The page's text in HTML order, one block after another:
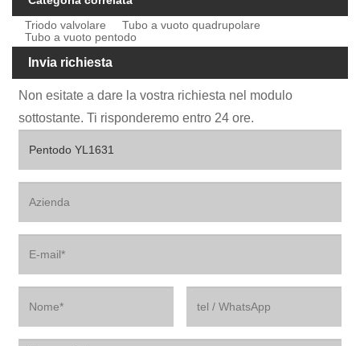
Triodo valvolare
Tubo a vuoto quadrupolare
Tubo a vuoto pentodo
Invia richiesta
Non esitate a dare la vostra richiesta nel modulo
sottostante. Ti risponderemo entro 24 ore.